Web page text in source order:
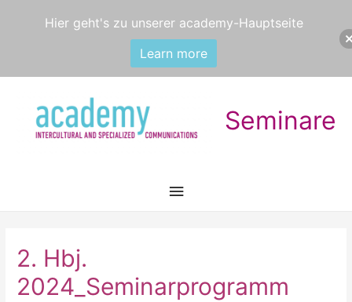
Seminare
Hauptmenü
2. Hbj.
2024_Seminarprogramm
Hier geht's zu unserer academy-Hauptseite
Learn more